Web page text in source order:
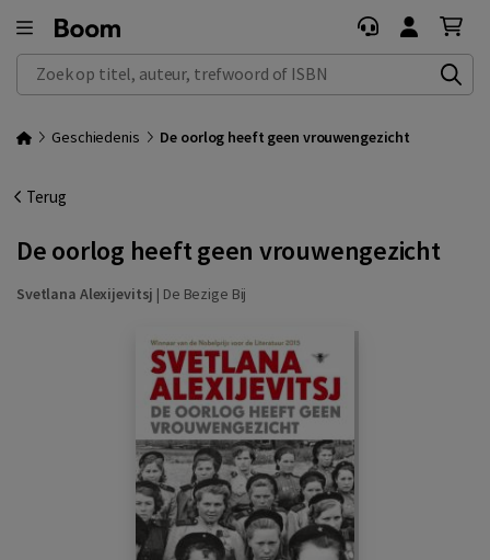
Zoek op titel, auteur, trefwoord of ISBN
Geschiedenis De oorlog heeft geen vrouwengezicht
Terug
De oorlog heeft geen vrouwengezicht
Svetlana Alexijevitsj | De Bezige Bij